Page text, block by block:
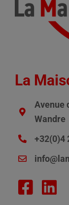
La
Avenue
Wandre
+32(0)4